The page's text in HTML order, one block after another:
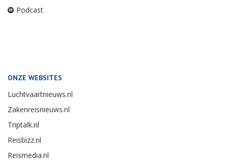
Podcast
ONZE WEBSITES
Luchtvaartnieuws.nl
Zakenreisnieuws.nl
Triptalk.nl
Reisbizz.nl
Reismedia.nl